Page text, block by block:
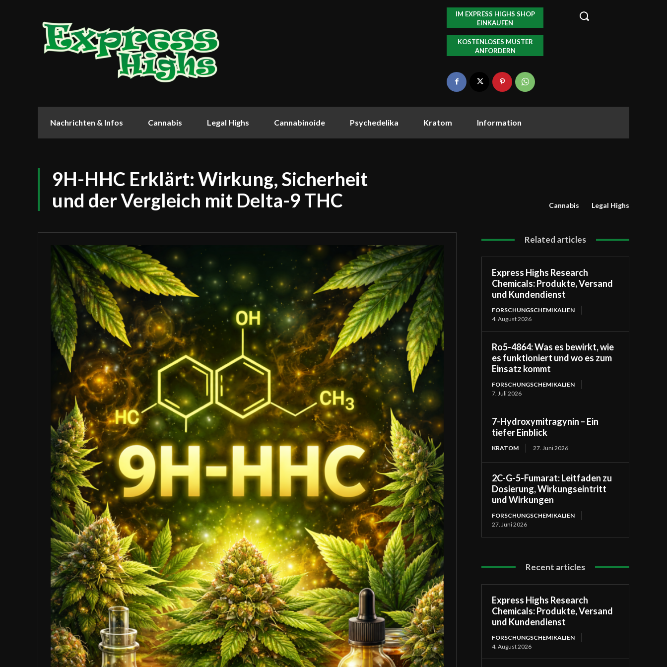
IM EXPRESS HIGHS SHOP
EINKAUFEN
KOSTENLOSES MUSTER
ANFORDERN
Nachrichten & Infos Cannabis Legal Highs Cannabinoide Psychedelika Kratom Information
9H-HHC Erklärt: Wirkung, Sicherheit
und der Vergleich mit Delta-9 THC
Cannabis Legal Highs
Related articles
Express Highs Research
Chemicals: Produkte, Versand
und Kundendienst
FORSCHUNGSCHEMIKALIEN
4. August 2026
Ro5-4864: Was es bewirkt, wie
es funktioniert und wo es zum
Einsatz kommt
FORSCHUNGSCHEMIKALIEN
7. Juli 2026
7-Hydroxymitragynin – Ein
tiefer Einblick
KRATOM 27. Juni 2026
2C-G-5-Fumarat: Leitfaden zu
Dosierung, Wirkungseintritt
und Wirkungen
FORSCHUNGSCHEMIKALIEN
27. Juni 2026
Recent articles
Express Highs Research
Chemicals: Produkte, Versand
und Kundendienst
FORSCHUNGSCHEMIKALIEN
4. August 2026